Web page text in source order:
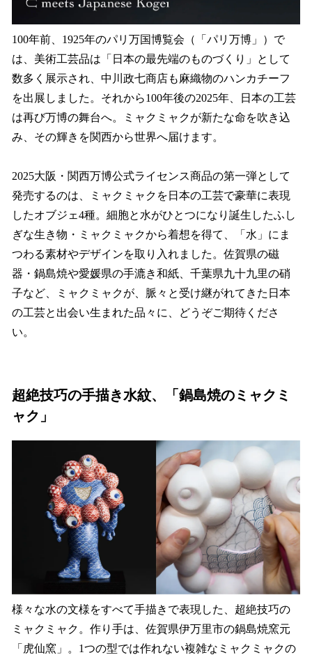
100年前、1925年のパリ万国博覧会（「パリ万博」）で
は、美術工芸品は「日本の最先端のものづくり」として
数多く展示され、中川政七商店も麻織物のハンカチーフ
を出展しました。それから100年後の2025年、日本の工芸
は再び万博の舞台へ。ミャクミャクが新たな命を吹き込
み、その輝きを関西から世界へ届けます。
2025大阪・関西万博公式ライセンス商品の第一弾として
発売するのは、ミャクミャクを日本の工芸で豪華に表現
したオブジェ4種。細胞と水がひとつになり誕生したふし
ぎな生き物・ミャクミャクから着想を得て、「水」にま
つわる素材やデザインを取り入れました。佐賀県の磁
器・鍋島焼や愛媛県の手漉き和紙、千葉県九十九里の硝
子など、ミャクミャクが、脈々と受け継がれてきた日本
の工芸と出会い生まれた品々に、どうぞご期待くださ
い。
超絶技巧の手描き水紋、「鍋島焼のミャクミ
ャク」
様々な水の文様をすべて手描きで表現した、超絶技巧の
ミャクミャク。作り手は、佐賀県伊万里市の鍋島焼窯元
「虎仙窯」。1つの型では作れない複雑なミャクミャクの